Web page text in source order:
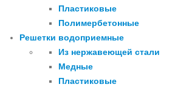
Пластиковые
Полимербетонные
Решетки водоприемные
Из нержавеющей стали
Медные
Пластиковые